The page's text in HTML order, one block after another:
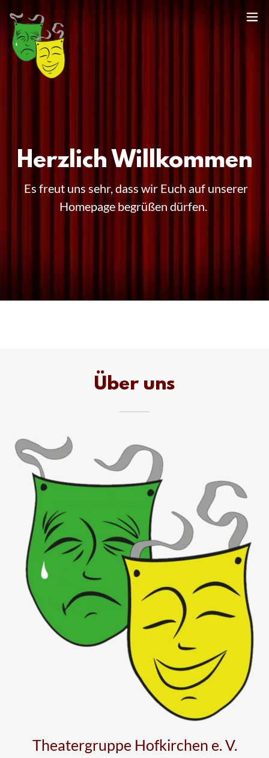
Herzlich Willkommen
Es freut uns sehr, dass wir Euch auf unserer
Homepage begrüßen dürfen.
Über uns
Theatergruppe Hofkirchen e. V.